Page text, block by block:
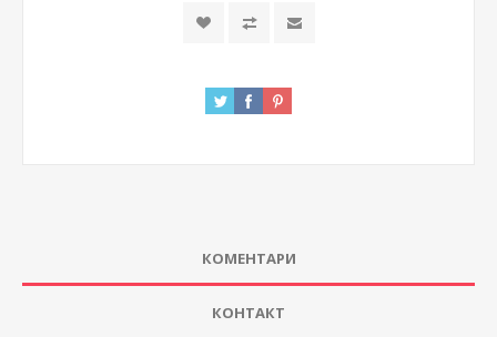
КОМЕНТАРИ
КОНТАКТ